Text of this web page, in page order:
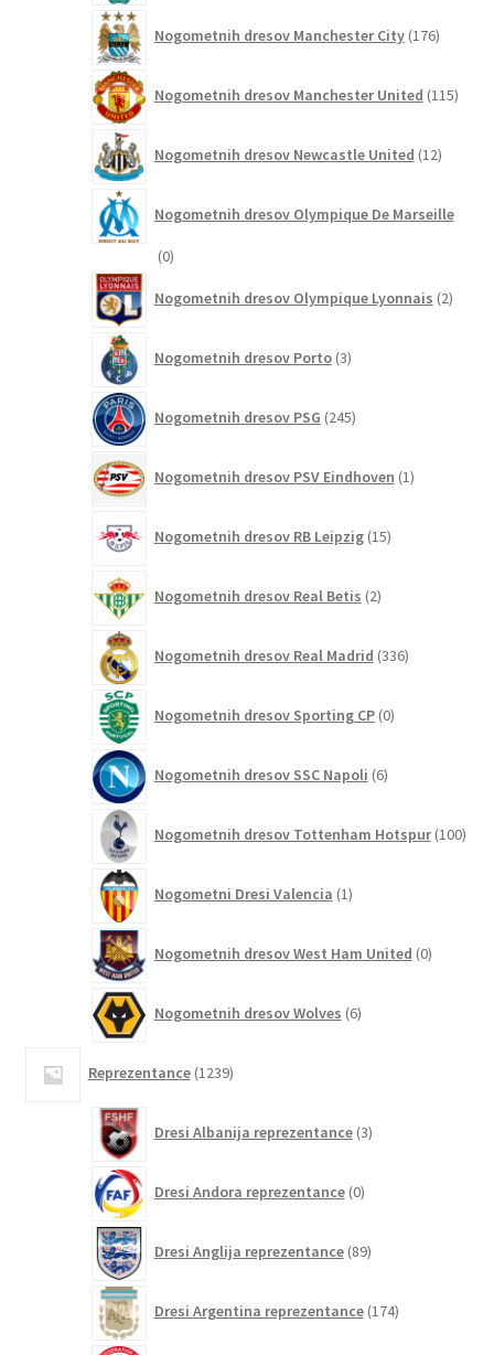
Nogometnih dresov Manchester City 176izdelkov
Nogometnih dresov Manchester United 115
Nogometnih dresov Newcastle United 12izdelkov
Nogometnih dresov Olympique De Marseille
00
Nogometnih dresov Olympique Lyonnais 2izdelka
Nogometnih dresov Porto 3izdelki
Nogometnih dresov PSG 245izdelkov
Nogometnih dresov PSV Eindhoven 1izdelek
Nogometnih dresov RB Leipzig 15izdelkov
Nogometnih dresov Real Betis 2izdelka
Nogometnih dresov Real Madrid 336izdelkov
Nogometnih dresov Sporting CP 0izdelkov
Nogometnih dresov SSC Napoli 6izdelkov
Nogometnih dresov Tottenham Hotspur 100
Nogometni Dresi Valencia 1izdelek
Nogometnih dresov West Ham United 0izdelkov
Nogometnih dresov Wolves 6izdelkov
Reprezentance 1239izdelkov
Dresi Albanija reprezentance 3izdelki
Dresi Andora reprezentance 0izdelkov
Dresi Anglija reprezentance 89izdelkov
Dresi Argentina reprezentance 174izdelkov